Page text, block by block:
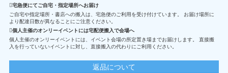
宅急便にてご自宅・指定場所へお届け
ご自宅や指定場所・書店への搬入は、宅急便のご利用を受け付けています。 お届け場所に
より配達日数が異なることにご注意ください。
個人主催のオンリーイベントには宅配便搬入で会場へ
個人主催のオンリーイベントには、イベント会場の所定置き場までお届けします。 直接搬
入を行っていないイベントに対し、直接搬入の代わりにご利用ください。
返品について